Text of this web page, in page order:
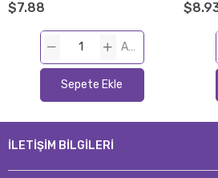
$7.88
ADET
Sepete Ekle
İLETİŞİM BİLGİLERİ